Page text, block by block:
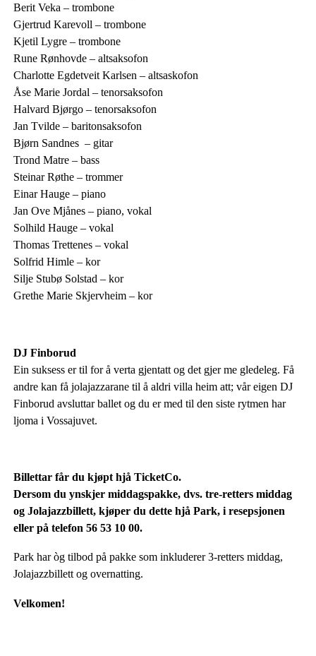
Berit Veka – trombone
Gjertrud Karevoll – trombone
Kjetil Lygre – trombone
Rune Rønhovde – altsaksofon
Charlotte Egdetveit Karlsen – altsaskofon
Åse Marie Jordal – tenorsaksofon
Halvard Bjørgo – tenorsaksofon
Jan Tvilde – baritonsaksofon
Bjørn Sandnes – gitar
Trond Matre – bass
Steinar Røthe – trommer
Einar Hauge – piano
Jan Ove Mjånes – piano, vokal
Solhild Hauge – vokal
Thomas Trettenes – vokal
Solfrid Himle – kor
Silje Stubø Solstad – kor
Grethe Marie Skjervheim – kor
DJ Finborud
Ein suksess er til for å verta gjentatt og det gjer me gledeleg. Få
andre kan få jolajazzarane til å aldri villa heim att; vår eigen DJ
Finborud avsluttar ballet og du er med til den siste rytmen har
ljoma i Vossajuvet.
Billettar får du kjøpt hjå TicketCo.
Dersom du ynskjer middagspakke, dvs. tre-retters middag
og Jolajazzbillett, kjøper du dette hjå Park, i resepsjonen
eller på telefon 56 53 10 00.
Park har òg tilbod på pakke som inkluderer 3-retters middag,
Jolajazzbillett og overnatting.
Velkomen!